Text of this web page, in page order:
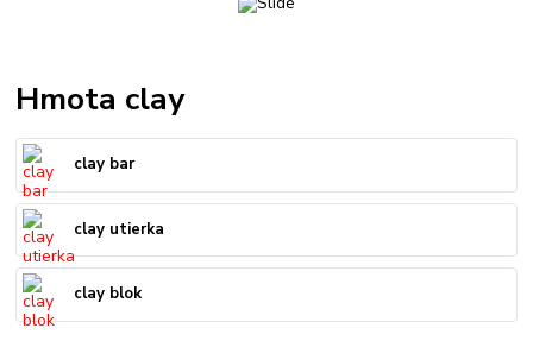
Hmota clay
clay bar
clay utierka
clay blok